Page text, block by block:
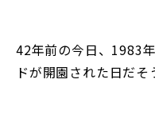
42年前の今日、1983
ドが開園された日だそ